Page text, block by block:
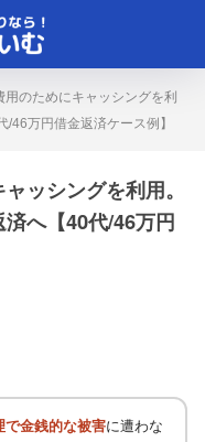
のためにキャッシングを利
46万円借金返済ケース例】
ッシングを利用。
へ【40代/46万円
で金銭的な被害に遭わな